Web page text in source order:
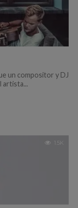
un compositor y DJ
artista...
1.5K